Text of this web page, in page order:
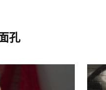
孔
期致力于减少危害